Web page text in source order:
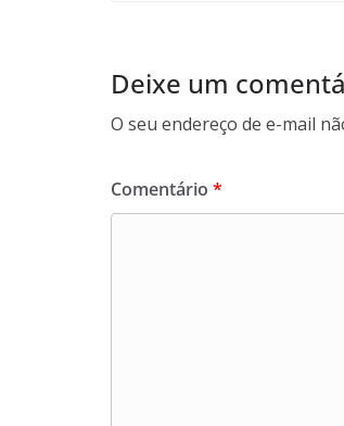
Deixe um
O seu endereço de e-mail
Comentário *